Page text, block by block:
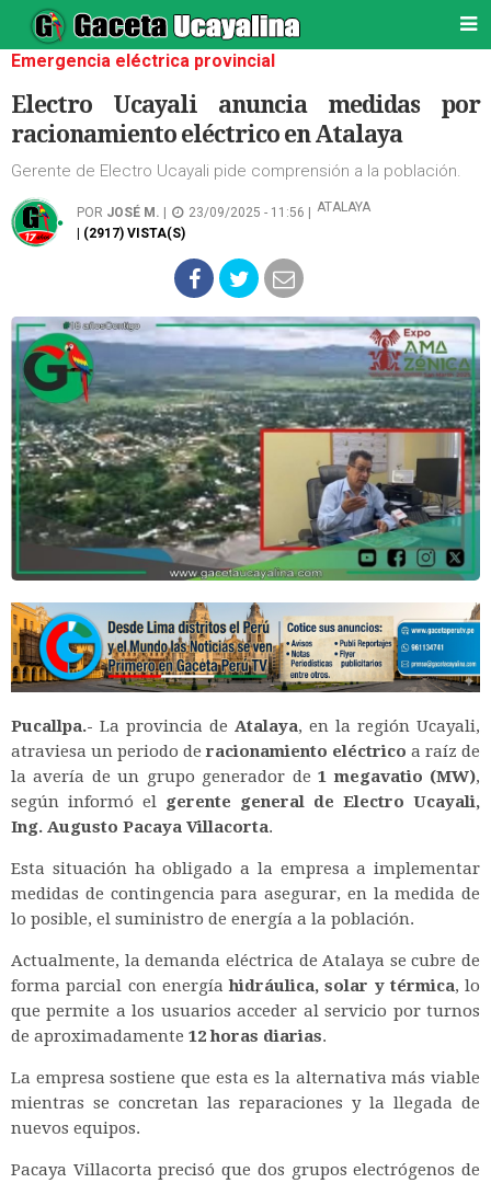
Emergencia eléctrica provincial
Electro Ucayali anuncia medidas por
racionamiento eléctrico en Atalaya
Gerente de Electro Ucayali pide comprensión a la población.
POR JOSÉ M. 23/09/2025 - 11:56 |
ATALAYA
| (2917) VISTA(S)
Pucallpa.- La provincia de Atalaya, en la región Ucayali,
atraviesa un periodo deracionamiento eléctrico a raíz de
la avería de un grupo generador de1 megavatio (MW),
según informó el gerente general de Electro Ucayali,
Ing. Augusto Pacaya Villacorta.
Esta situación ha obligado a la empresa a implementar
medidas de contingencia para asegurar, en la medida de
lo posible, el suministro de energía a la población.
Actualmente, la demanda eléctrica de Atalaya se cubre de
forma parcial con energíahidráulica, solar y térmica, lo
que permite a los usuarios acceder al servicio por turnos
de aproximadamente 12 horas diarias.
La empresa sostiene que esta es la alternativa más viable
mientras se concretan las reparaciones y la llegada de
nuevos equipos.
Pacaya Villacorta precisó que dos grupos electrógenos de